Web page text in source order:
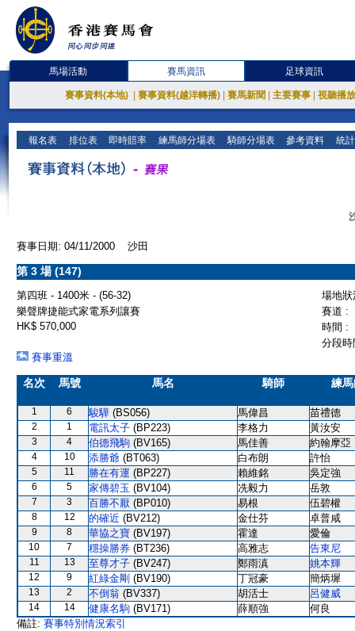
馬場活動 賽馬資訊 足球資訊
賽事資料(本地) 賽事資料(越洋轉播) 賽馬新聞 主要賽事 視聽播
報名表 排位表 即時賠率 練馬師分場表 騎師分場表 參考資料 統
賽事日期: 04/11/2000 沙田
第 3 場 (147)
第四班 - 1400米 - (56-32)
場地
樂聲牌捷能式家電系列讓賽
賽道 :
HK$ 570,000
時間 :
分段
賽事重溫
名次 馬號 馬名 騎師 練
1 6 駿驊 (BS056) 馬偉昌 苗禮德
2 1 電訊太子 (BP223) 李格力 黃汝安
3 4 伯德飛駒 (BV165) 馬佳善 約翰摩亞
4 10 添勝爺 (BT063) 白布朗 許怡
5 11 勝在有運 (BP227) 賴維銘 吳定強
6 5 家傳碧玉 (BV104) 冼毅力 岳敦
7 3 百勝不厭 (BP010) 易根 伍碧權
8 12 的確近 (BV212) 金仕芬 卓普咸
9 8 華協之寶 (BV197) 霍達 愛倫
10 7 穩操勝券 (BT236) 高雅志 告東尼
11 13 至尊才子 (BV247) 鄭雨滇 姚本輝
12 9 紅綠金剛 (BV190) 丁冠豪 簡炳墀
13 2 不倒翁 (BV337) 胡活士 呂健威
14 14 健康名駒 (BV171) 薛順強
何良
備註: 賽事特別情況索引